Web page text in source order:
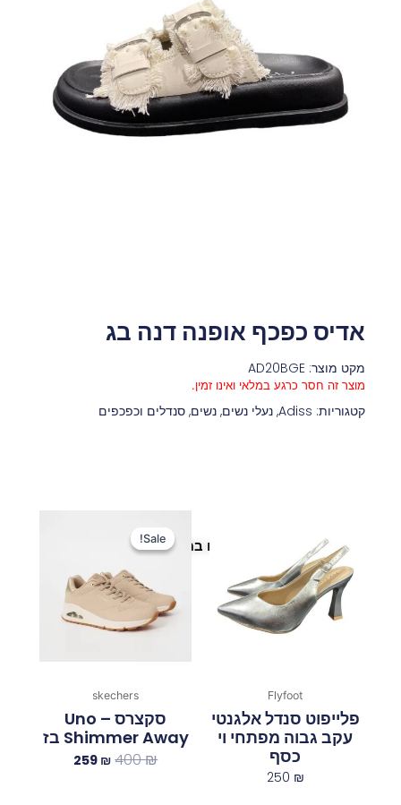
אדיס כפכף אופנה דנה בג
מקט מוצר: AD20BGE
מוצר זה חסר כרגע במלאי ואינו זמין.
קטגוריות: Adiss
, נעלי נשים, נשים, סנדלים וכפכפים
פריטים נוספים במיוחד בשבילך
Flyfoot
פלייפוט סנדל אלגנטי
עקב גבוה מפתחי וי
כסף
250 ₪
Sale!
Sale!
skechers
סקצרס Uno –
Shimmer Away בז
400₪
400 ₪.
259 ₪
259 ₪.